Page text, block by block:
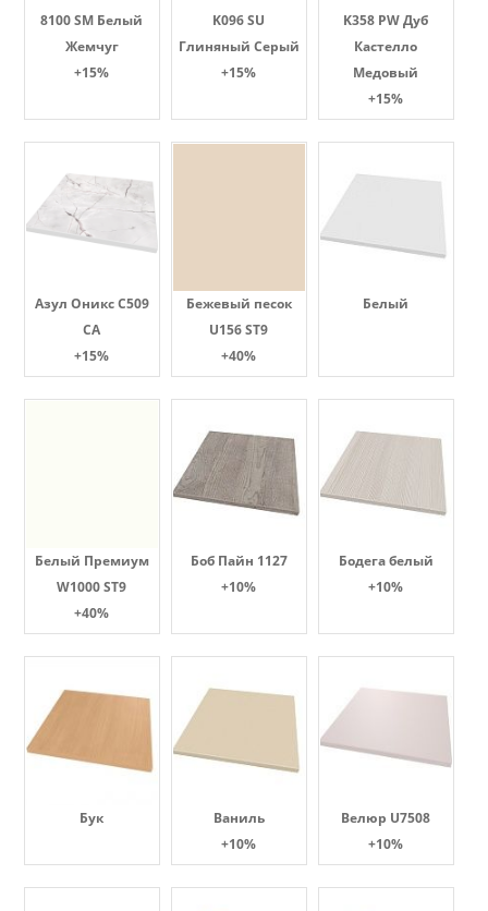
8100 SM Белый
Жемчуг
+15%
K096 SU
Глиняный Серый
+15%
K358 PW Дуб
Кастелло
Медовый
+15%
Азул Оникс С509
СА
+15%
Бежевый песок
U156 ST9
+40%
Белый
Белый Премиум
W1000 ST9
+40%
Боб Пайн 1127
+10%
Бодега белый
+10%
Бук
Ваниль
+10%
Велюр U7508
+10%